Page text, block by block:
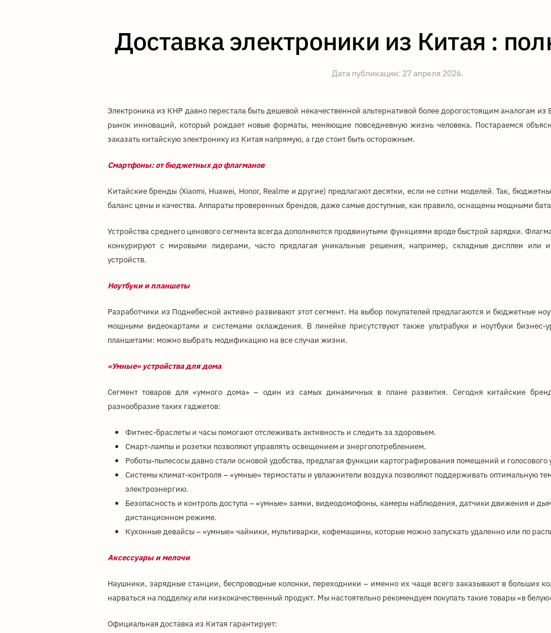
Доставка электроники из Китая :
Дата публикации: 27 апреля 2026.
Электроника из КНР давно перестала быть дешевой некачественной альтернативой более дорогостоящим аналогам
рынок инноваций, который рождает новые форматы, меняющие повседневную жизнь человека. Постараемся
заказать китайскую электронику из Китая напрямую, а где стоит быть осторожным.
Смартфоны: от бюджетных до флагманов
Китайские бренды (Xiaomi, Huawei, Honor, Realme и другие) предлагают десятки, если не сотни моделей. Так,
баланс цены и качества. Аппараты проверенных брендов, даже самые доступные, как правило, оснащены мощными
Устройства среднего ценового сегмента всегда дополняются продвинутыми функциями вроде быстрой зарядки.
конкурируют с мировыми лидерами, часто предлагая уникальные решения, например, складные дисплеи или
устройств.
Ноутбуки и планшеты
Разработчики из Поднебесной активно развивают этот сегмент. На выбор покупателей предлагаются и бюджетные
мощными видеокартами и системами охлаждения. В линейке присутствуют также ультрабуки и ноутбуки бизнес-
планшетами: можно выбрать модификацию на все случаи жизни.
«Умные» устройства для дома
Сегмент товаров для «умного дома» – один из самых динамичных в плане развития. Сегодня китайские
разнообразие таких гаджетов:
Фитнес-браслеты и часы помогают отслеживать активность и следить за здоровьем.
Смарт-лампы и розетки позволяют управлять освещением и энергопотреблением.
Роботы-пылесосы давно стали основой удобства, предлагая функции картографирования помещений и голосового
Системы климат-контроля – «умные» термостаты и увлажнители воздуха позволяют поддерживать оптимальную
электроэнергию.
Безопасность и контроль доступа – «умные» замки, видеодомофоны, камеры наблюдения, датчики движения и
дистанционном режиме.
Кухонные девайсы – «умные» чайники, мультиварки, кофемашины, которые можно запускать удаленно или по
Аксессуары и мелочи
Наушники, зарядные станции, беспроводные колонки, переходники – именно их чаще всего заказывают в больших
нарваться на подделку или низкокачественный продукт. Мы настоятельно рекомендуем покупать такие товары «в
Официальная доставка из Китая гарантирует: